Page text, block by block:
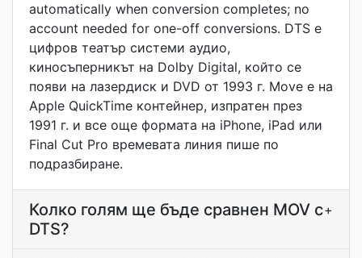
automatically when conversion completes; no
account needed for one-off conversions. DTS е
цифров театър системи аудио,
киносъперникът на Dolby Digital, който се
появи на лазердиск и DVD от 1993 г. Move е на
Apple QuickTime контейнер, изпратен през
1991 г. и все още формата на iPhone, iPad или
Final Cut Pro времевата линия пише по
подразбиране.
Колко голям ще бъде сравнен MOV с
DTS?
+